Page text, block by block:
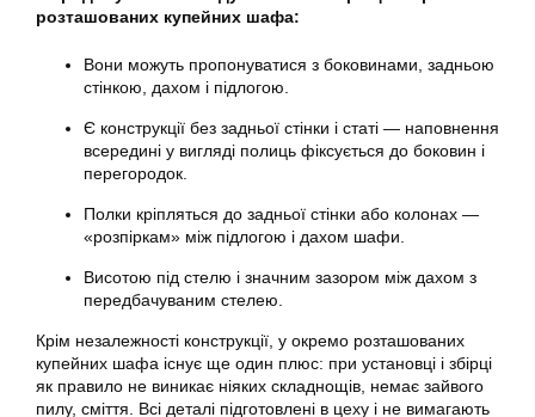
розташованих купейних шафа:
Вони можуть пропонуватися з боковинами, задньою
стінкою, дахом і підлогою.
Є конструкції без задньої стінки і статі — наповнення
всередині у вигляді полиць фіксується до боковин і
перегородок.
Полки кріпляться до задньої стінки або колонах —
«розпіркам» між підлогою і дахом шафи.
Висотою під стелю і значним зазором між дахом з
передбачуваним стелею.
Крім незалежності конструкції, у окремо розташованих
купейних шафа існує ще один плюс: при установці і збірці
як правило не виникає ніяких складнощів, немає зайвого
пилу, сміття. Всі деталі підготовлені в цеху і не вимагають